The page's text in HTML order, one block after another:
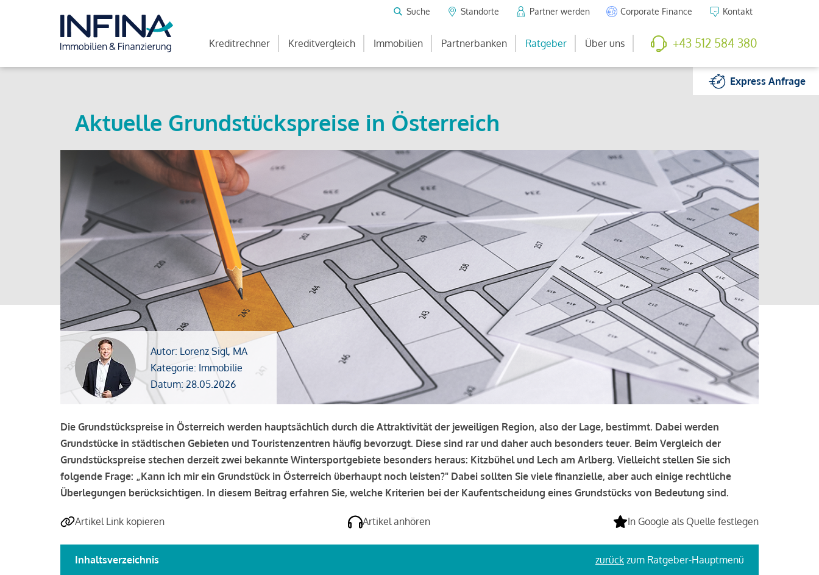
Suche Standorte Partner werden Corporate Finance Kontakt
Kreditrechner Kreditvergleich Immobilien Partnerbanken Ratgeber Über uns +43 512 584 380
ExpressAnfrage
Aktuelle Grundstückspreise in Österreich
Autor: Lorenz Sigl, MA
Kategorie: Immobilie
Datum: 28.05.2026
Die Grundstückspreise in Österreich werden hauptsächlich durch die Attraktivität der jeweiligen Region, also der Lage, bestimmt. Dabei werden
Grundstücke in städtischen Gebieten und Touristenzentren häufig bevorzugt. Diese sind rar und daher auch besonders teuer. Beim Vergleich der
Grundstückspreise stechen derzeit zwei bekannte Wintersportgebiete besonders heraus: Kitzbühel und Lech am Arlberg. Vielleicht stellen Sie sich
folgende Frage: „Kann ich mir ein Grundstück in Österreich überhaupt noch leisten?" Dabei sollten Sie viele finanzielle, aber auch einige rechtliche
Überlegungen berücksichtigen. In diesem Beitrag erfahren Sie, welche Kriterien bei der Kaufentscheidung eines Grundstücks von Bedeutung sind.
Artikel Link kopieren Artikel anhören In Google als Quelle festlegen
Inhaltsverzeichnis zurück zum Ratgeber-Hauptmenü